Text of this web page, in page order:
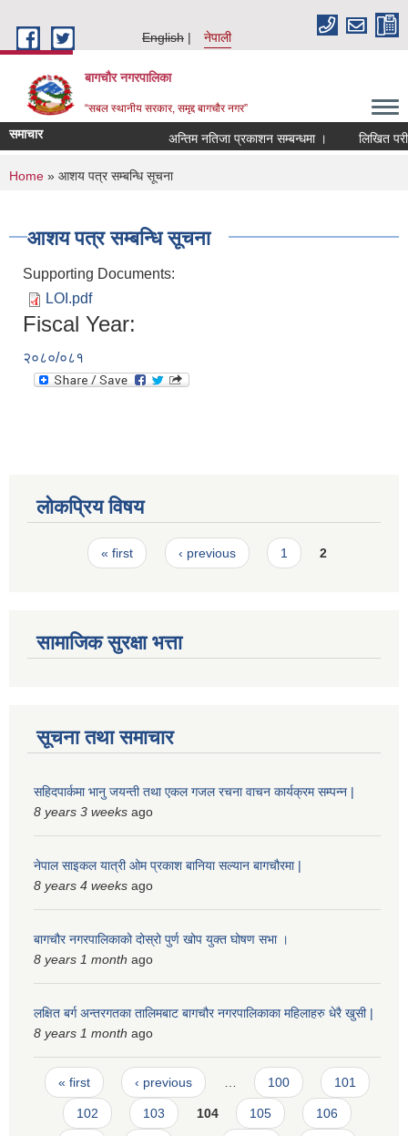
English
नेपाली
बागचौर नगरपालिका
“सबल स्थानीय सरकार, समृद्द बागचौर नगर”
समाचार अन्तिम नतिजा प्रकाशन सम्बन्धमा । लिखित
You are here
Home » आशय पत्र सम्बन्धि सूचना
आशय पत्र सम्बन्धि सूचना
Supporting Documents:
LOI.pdf
Fiscal Year:
२०८०/०८१
लोकप्रिय विषय
Pages« first ‹ previous 1 2
सामाजिक सुरक्षा भत्ता
सूचना तथा समाचार
सहिदपार्कमा भानु जयन्ती तथा एकल गजल रचना वाचन कार्यक्रम सम्पन्न |
8 years 3 weeks ago
नेपाल साइकल यात्री ओम प्रकाश बानिया सल्यान बागचौरमा |
8 years 4 weeks ago
बागचौर नगरपालिकाको दोस्रो पुर्ण खोप युक्त घोषण सभा ।
8 years 1 month ago
लक्षित बर्ग अन्तरगतका तालिमबाट बागचौर नगरपालिकाका महिलाहरु धेरै खुसी |
8 years 1 month ago
Pages
« first ‹ previous … 100 101
102 103 104 105 106